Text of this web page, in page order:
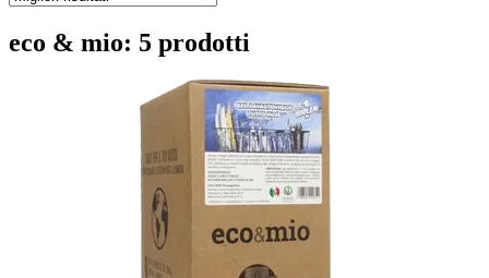
eco & mio: 5 prodotti